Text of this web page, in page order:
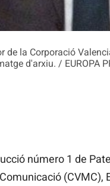
de la Corporació
d'arxiu. / EUROPA
número 1 de
(CVMC),